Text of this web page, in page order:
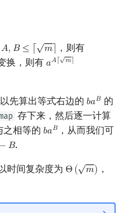
𝐴, 𝐵 ≤ ⌈
√
𝑚⌉
,B≤ ⌈m⌉ ，则有
换，则有𝑎𝐴⌈
√
𝑚⌉
aA⌈m⌉≡
先算出等式右边的𝑏𝑎𝐵
baB 的
存下来，然后逐一计算
之相等的𝑏𝑎𝐵
baB ，从而我们可
− 𝐵.
时间复杂度为 Θ(
√
𝑚)
Θ( m)
，